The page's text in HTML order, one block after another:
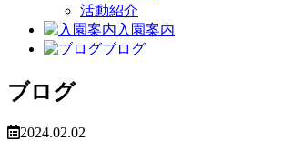
活動紹介
入園案内
ブログ
ブログ
2024.02.02